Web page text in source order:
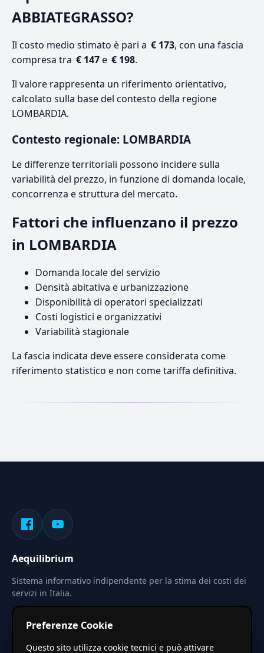
ABBIATEGRASSO?
Il costo medio stimato è pari a € 173, con una fascia
compresa tra € 147e € 198.
Il valore rappresenta un riferimento orientativo,
calcolato sulla base del contesto della regione
LOMBARDIA.
Contesto regionale: LOMBARDIA
Le differenze territoriali possono incidere sulla
variabilità del prezzo, in funzione di domanda locale,
concorrenza e struttura del mercato.
Fattori che influenzano il prezzo
in LOMBARDIA
Domanda locale del servizio
Densità abitativa e urbanizzazione
Disponibilità di operatori specializzati
Costi logistici e organizzativi
Variabilità stagionale
La fascia indicata deve essere considerata come
riferimento statistico e non come tariffa definitiva.
Aequilibrium
Sistema informativo indipendente per la stima dei costi dei
servizi in Italia.
Le stime pubblicate sono calcolate tramite coefficienti
Preferenze Cookie
Questo sito utilizza cookie tecnici e può attivare